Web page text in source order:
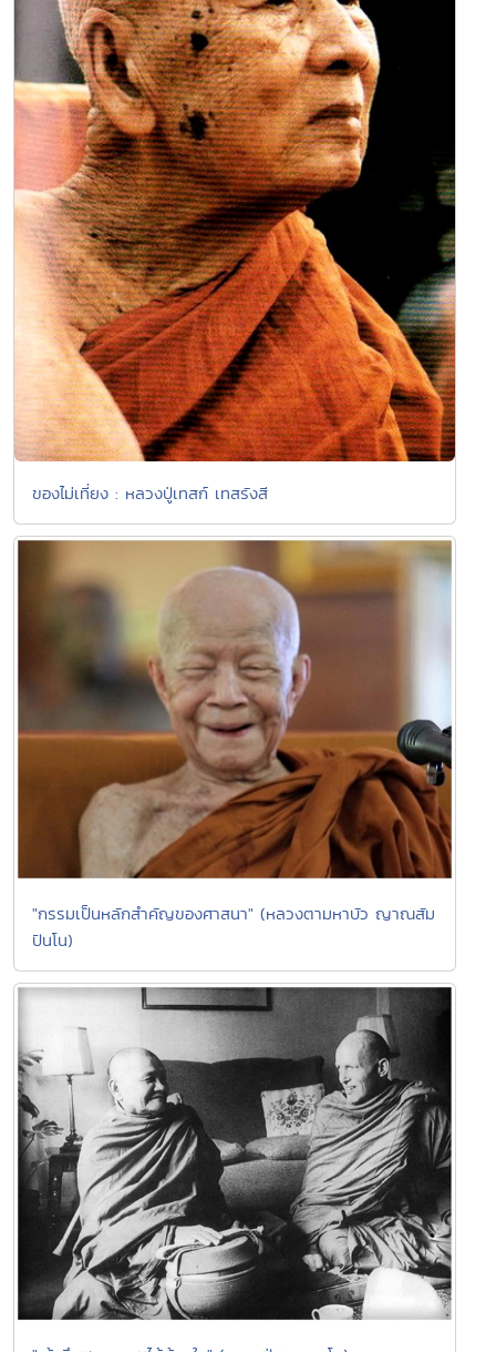
ของไม่เที่ยง : หลวงปู่เทสก์ เทสรังสี
"กรรมเป็นหลักสำคัญของศาสนา" (หลวงตามหาบัว ญาณสัม
ปันโน)